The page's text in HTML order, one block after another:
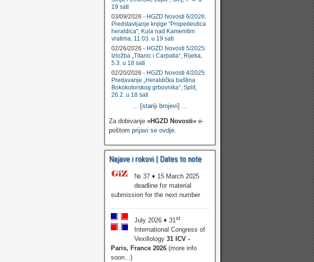
19 sati
03/09/2026 - HGZD Novosti 6/2026:
Predstavljanje knjige "Propedeutica
heraldica", Kula nad Kamenitim
vratima, 11.03. u 19 sati
02/26/2026 - HGZD Novosti 5/2025:
Izložba „Titanic i Carpatia“, Rijeka,
5.3. u 18 sati
02/20/2026 - HGZD Novosti 4/2025:
Predavanje „Heraldička baština
Bokokotorskog grbovnika“, Split,
26.2. u 18 sati
... [stariji brojevi] ...
Za dobivanje »HGZD Novosti«e-
poštom prijavi se ovdje.
Najave i rokovi | Dates to note
№ 37 ♦ 15 March 2025
deadline for material
submission for the next number
July 2026 ♦ 31st
International Congress of
Vexillology 31 ICV -
Paris, France 2026(more info
soon...)